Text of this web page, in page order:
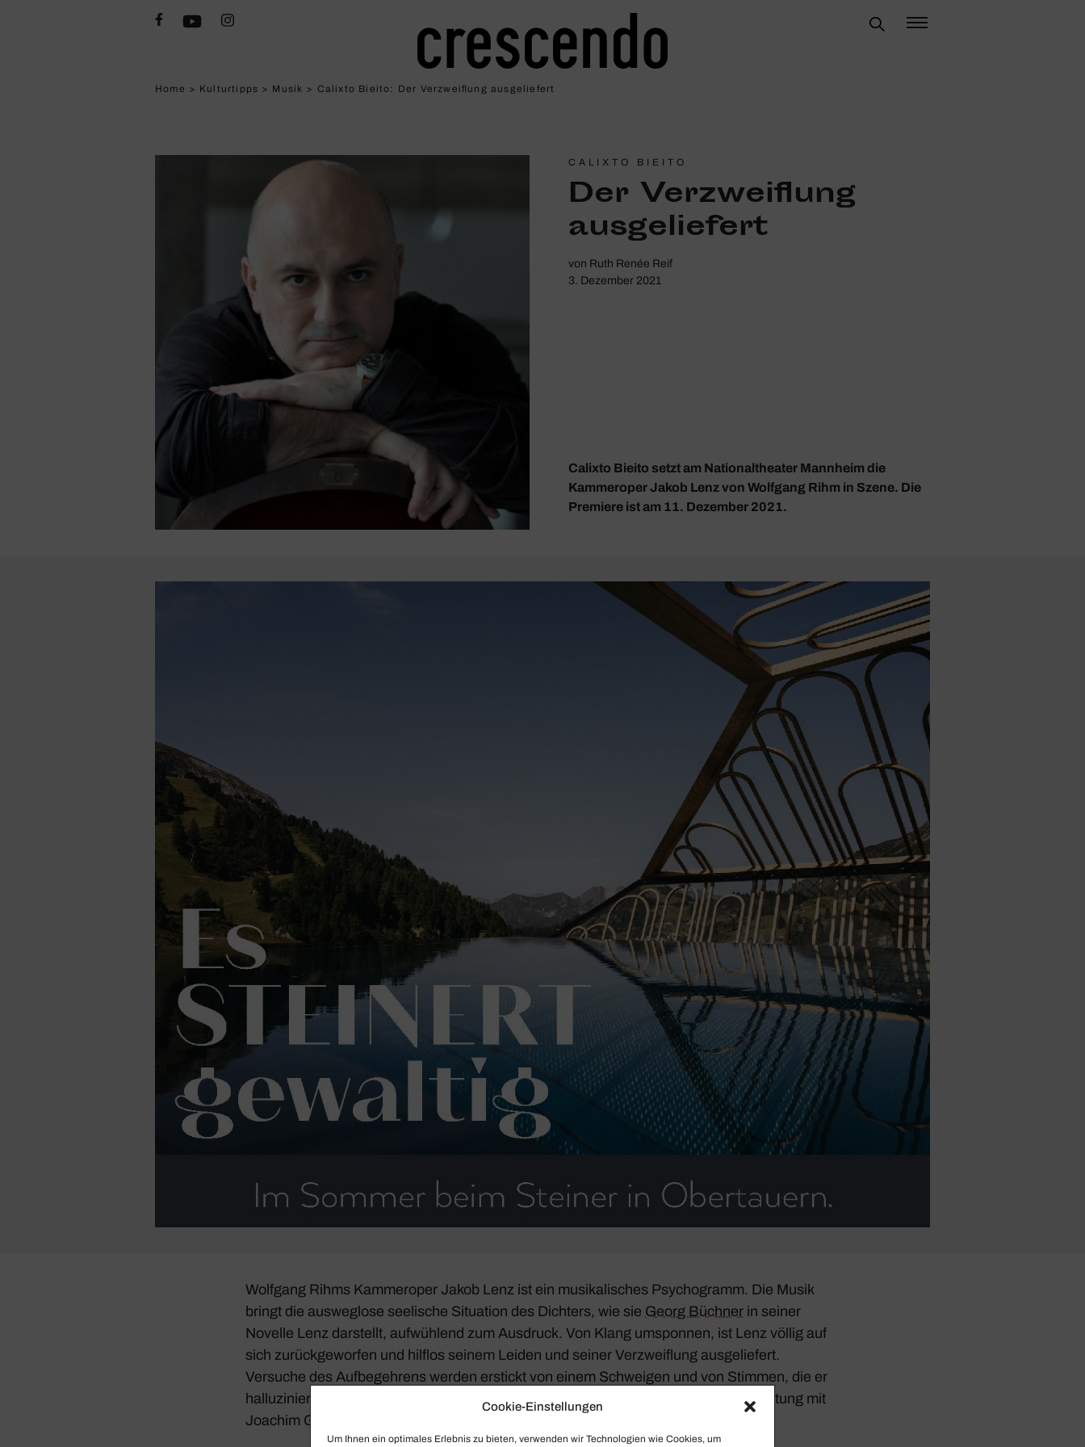
Cookie-Einstellungen
Um Ihnen ein optimales Erlebnis zu bieten, verwenden wir Technologien wie Cookies, um
Home > Kulturtipps > Musik > Calixto Bieito: Der Verzweif­lung ausge­lie­fert
CALIXTO BIEITO
Der Verzweif­lung
ausge­lie­fert
von Ruth Renée Reif
3. Dezember 2021
Calixto Bieito setzt am Nationaltheater Mannheim die
Kammeroper Jakob Lenz von Wolfgang Rihm in Szene. Die
Premiere ist am 11. Dezember 2021.
Wolf­gang Rihms Kammer­oper Jakob Lenz ist ein musi­ka­li­sches Psycho­gramm. Die Musik
bringt die ausweg­lose seeli­sche Situa­tion des Dich­ters, wie sie Georg Büchner in seiner
Novelle Lenz darstellt, aufwüh­lend zum Ausdruck. Von Klang umsponnen, ist Lenz völlig auf
sich zurück­ge­worfen und hilflos seinem Leiden und seiner Verzweif­lung ausge­lie­fert.
Versuche des Aufbe­geh­rens werden erstickt von einem Schweigen und von Stimmen, die er
hallu­zi­niert.
setzt den Leidensweg des Dich­ters in die seeli­sche Zerrüt­tung mit
Joachim Goltz in der Titel­rolle in Szene. Am Pult steht Franck Ollu.